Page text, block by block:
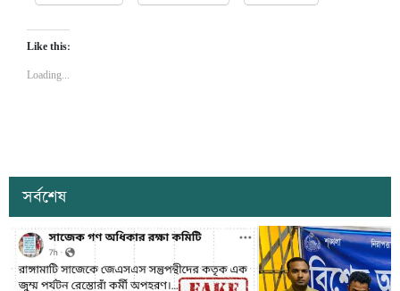
Like this:
Loading...
সর্বশেষ